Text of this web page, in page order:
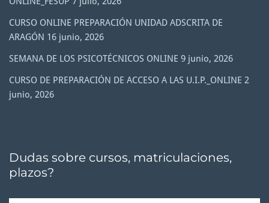
CURSO ONLINE PREPARACIÓN UNIDAD ADSCRITA DE
ARAGÓN 16 junio, 2026
SEMANA DE LOS PSICOTÉCNICOS ONLINE 9 junio, 2026
CURSO DE PREPARACIÓN DE ACCESO A LAS U.I.P._ONLINE 2
junio, 2026
Dudas sobre cursos, matriculaciones,
plazos?